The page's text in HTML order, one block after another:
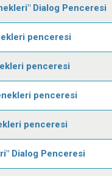
Dialog Penceresi
penceresi
penceresi
penceresi
penceresi
Dialog Penceresi